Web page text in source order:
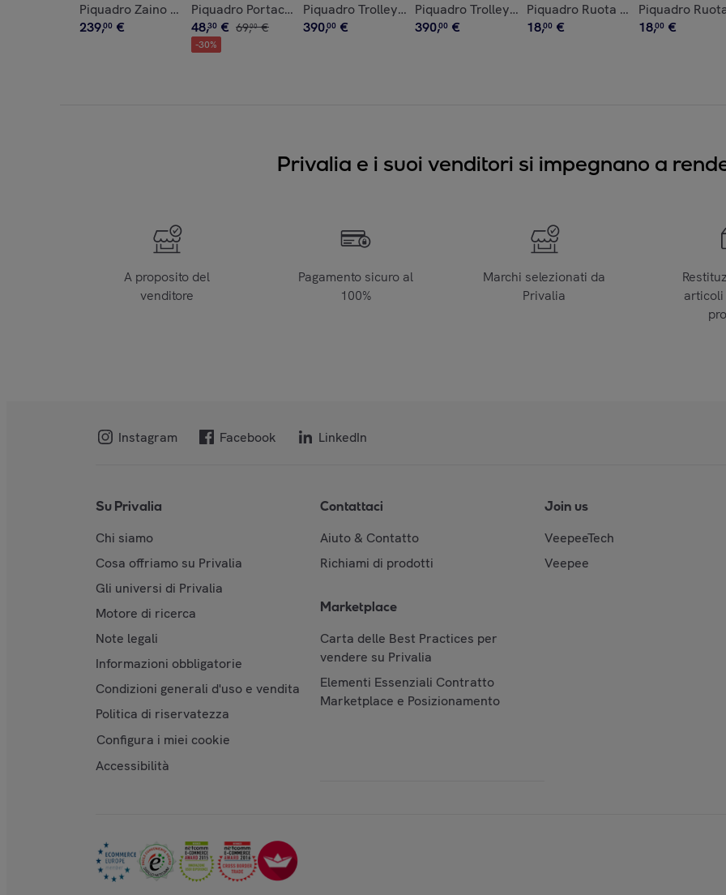
Piquadro Zaino da biking
239,00 €
Piquadro Portacarte automatico
48,30 € 69,00 €
-30%
Piquadro Trolley rigido a 4 ruote modello trunk piccolo
390,00 €
Piquadro Trolley rigido a 4 ruote modello trunk
390,00 €
Piquadro Ruota doppia
18,00 €
Piquadro
18,00 €
Privalia e i suoi venditori si impegnano a
A proposito del
venditore
Pagamento sicuro al
100%
Marchi selezionati da
Privalia
articoli
Instagram Facebook LinkedIn
Su Privalia
Chi siamo
Cosa offriamo su Privalia
Gli universi di Privalia
Motore di ricerca
Note legali
Informazioni obbligatorie
Condizioni generali d'uso e vendita
Politica di riservatezza
Configura i miei cookie
Accessibilità
Contattaci
Aiuto & Contatto
Richiami di prodotti
Marketplace
Carta delle Best Practices per
vendere su Privalia
Elementi Essenziali Contratto
Marketplace e Posizionamento
Join us
VeepeeTech
Veepee